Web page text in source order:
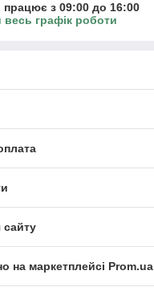
працює з 09:00 до 16:00
весь графік роботи
сайту
на маркетплейсі Prom.ua